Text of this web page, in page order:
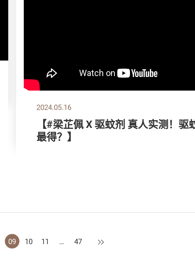
2024.05.16
【#梁芷佩 X 驱蚊剂 真人实测！驱
最得？】
09 10 11 … 47 下一页